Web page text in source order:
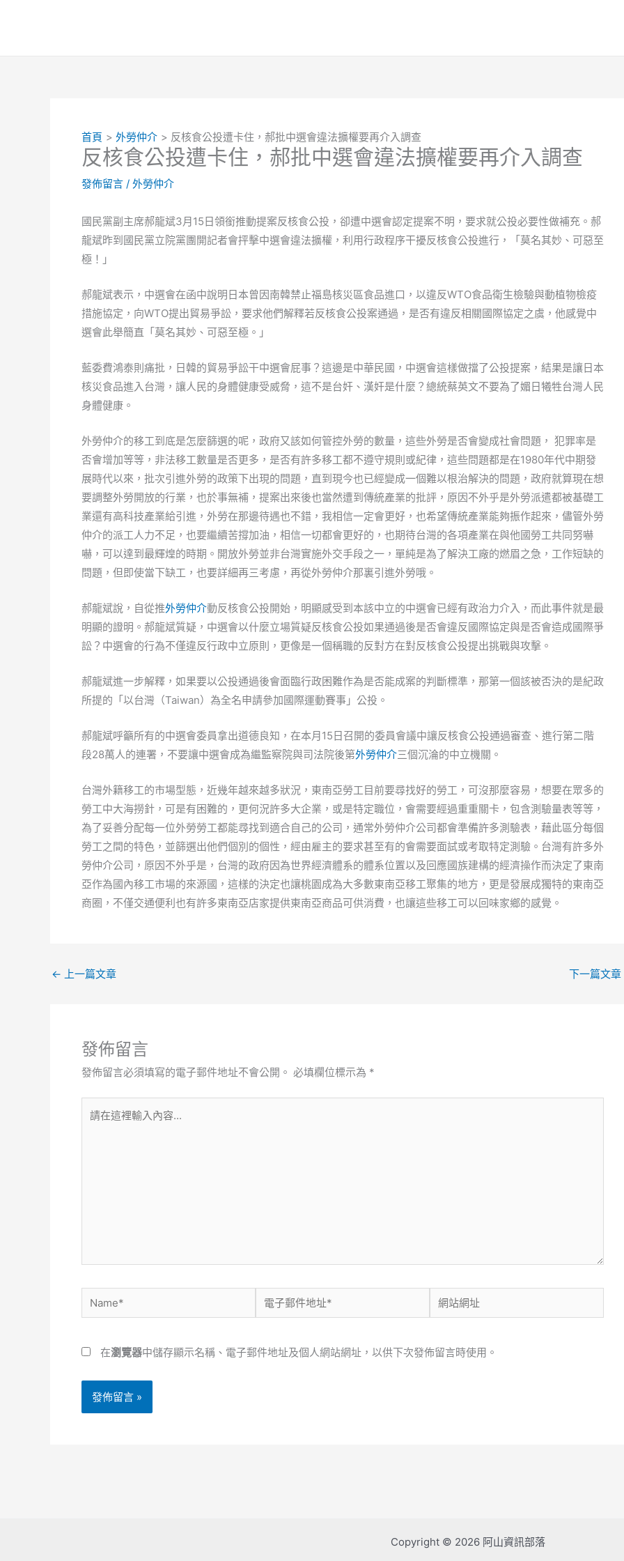
首頁 外勞仲介 反核食公投遭卡住，郝批中選會違法擴權要再介入調查
反核食公投遭卡住，郝批中選會違法擴權要再介入調查
發佈留言 / 外勞仲介
國民黨副主席郝龍斌3月15日領銜推動提案反核食公投，卻遭中選會認定提案不明，要求就公投必要性做補充。郝
龍斌昨到國民黨立院黨團開記者會抨擊中選會違法擴權，利用行政程序干擾反核食公投進行，「莫名其妙、可惡至
極！」
郝龍斌表示，中選會在函中說明日本曾因南韓禁止福島核災區食品進口，以違反WTO食品衛生檢驗與動植物檢疫
措施協定，向WTO提出貿易爭訟，要求他們解釋若反核食公投案通過，是否有違反相關國際協定之虞，他感覺中
選會此舉簡直「莫名其妙、可惡至極。」
藍委費鴻泰則痛批，日韓的貿易爭訟干中選會屁事？這邊是中華民國，中選會這樣做擋了公投提案，結果是讓日本
核災食品進入台灣，讓人民的身體健康受威脅，這不是台奸、漢奸是什麼？總統蔡英文不要為了媚日犧牲台灣人民
身體健康。
外勞仲介的移工到底是怎麼篩選的呢，政府又該如何管控外勞的數量，這些外勞是否會變成社會問題， 犯罪率是
否會增加等等，非法移工數量是否更多，是否有許多移工都不遵守規則或紀律，這些問題都是在1980年代中期發
展時代以來，批次引進外勞的政策下出現的問題，直到現今也已經變成一個難以根治解決的問題，政府就算現在想
要調整外勞開放的行業，也於事無補，提案出來後也當然遭到傳統產業的批評，原因不外乎是外勞派遣都被基礎工
業還有高科技產業給引進，外勞在那邊待遇也不錯，我相信一定會更好，也希望傳統產業能夠振作起來，儘管外勞
仲介的派工人力不足，也要繼續苦撐加油，相信一切都會更好的，也期待台灣的各項產業在與他國勞工共同努嚇
嚇，可以達到最輝煌的時期。開放外勞並非台灣實施外交手段之一，單純是為了解決工廠的燃眉之急，工作短缺的
問題，但即使當下缺工，也要詳細再三考慮，再從外勞仲介那裏引進外勞哦。
郝龍斌說，自從推外勞仲介動反核食公投開始，明顯感受到本該中立的中選會已經有政治力介入，而此事件就是最
明顯的證明。郝龍斌質疑，中選會以什麼立場質疑反核食公投如果通過後是否會違反國際協定與是否會造成國際爭
訟？中選會的行為不僅違反行政中立原則，更像是一個稱職的反對方在對反核食公投提出挑戰與攻擊。
郝龍斌進一步解釋，如果要以公投通過後會面臨行政困難作為是否能成案的判斷標準，那第一個該被否決的是紀政
所提的「以台灣（Taiwan）為全名申請參加國際運動賽事」公投。
郝龍斌呼籲所有的中選會委員拿出道德良知，在本月15日召開的委員會議中讓反核食公投通過審查、進行第二階
段28萬人的連署，不要讓中選會成為繼監察院與司法院後第外勞仲介三個沉淪的中立機關。
台灣外籍移工的市場型態，近幾年越來越多狀況，東南亞勞工目前要尋找好的勞工，可沒那麼容易，想要在眾多的
勞工中大海撈針，可是有困難的，更何況許多大企業，或是特定職位，會需要經過重重關卡，包含測驗量表等等，
為了妥善分配每一位外勞勞工都能尋找到適合自己的公司，通常外勞仲介公司都會準備許多測驗表，藉此區分每個
勞工之間的特色，並篩選出他們個別的個性，經由雇主的要求甚至有的會需要面試或考取特定測驗。台灣有許多外
勞仲介公司，原因不外乎是，台灣的政府因為世界經濟體系的體系位置以及回應國族建構的經濟操作而決定了東南
亞作為國內移工市場的來源國，這樣的決定也讓桃園成為大多數東南亞移工聚集的地方，更是發展成獨特的東南亞
商圈，不僅交通便利也有許多東南亞店家提供東南亞商品可供消費，也讓這些移工可以回味家鄉的感覺。
← 上一篇文章 下一篇文章
發佈留言
發佈留言必須填寫的電子郵件地址不會公開。 必填欄位標示為 *
在
Name*
子
件
站
址
在瀏覽器中儲存顯示名稱、電子郵件地址及個人網站網址，以供下次發佈留言時使用。
Copyright © 2026 阿山資訊部落